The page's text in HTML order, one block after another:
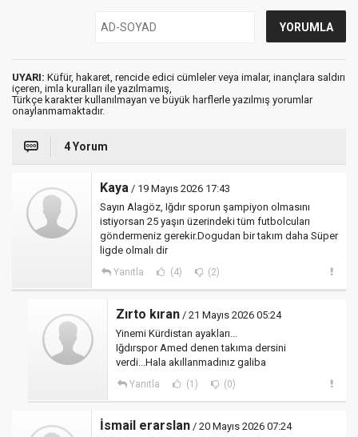
UYARI: Küfür, hakaret, rencide edici cümleler veya imalar, inançlara saldırı
içeren, imla kuralları ile yazılmamış,
Türkçe karakter kullanılmayan ve büyük harflerle yazılmış yorumlar
onaylanmamaktadır.
4 Yorum
Kaya / 19 Mayıs 2026 17:43
Sayın Alagöz, Iğdır sporun şampiyon olmasını
istiyorsan 25 yaşın üzerindeki tüm futbolcuları
göndermeniz gerekir.Dogudan bir takım daha Süper
ligde olmalı dir
Yanıtla (4) (2)
Zırto kıran / 21 Mayıs 2026 05:24
Yinemi Kürdistan ayakları...
Iğdırspor Amed denen takıma dersini
verdi...Hala akıllanmadınız galiba
Yanıtla (1) (0)
İsmail erarslan / 20 Mayıs 2026 07:24